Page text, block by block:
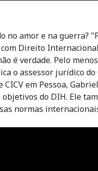
no amor e na guerra?
Direito
é verdade. Pelo
o assessor jurídico do
CICV em Pessoa,
objetivos do DIH. Ele
normas